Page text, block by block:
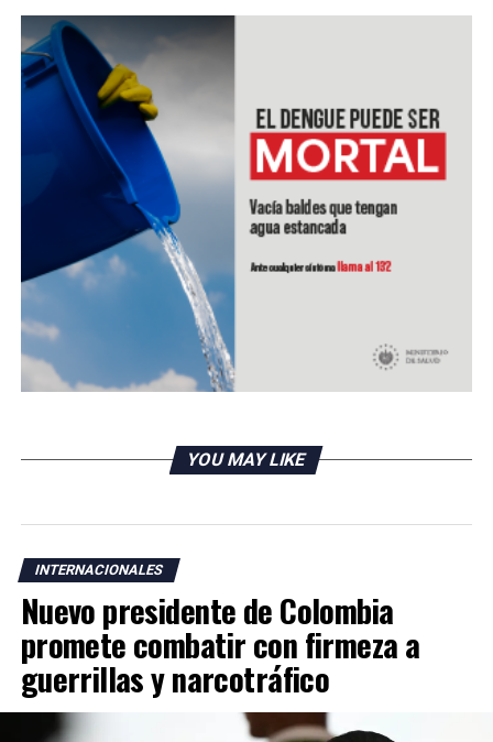
ciudadanos estadounidenses en Guatemala, ampliación
de la prosperidad del país, combate a la corrupción,
respeto de los derechos humanos y laborales y el fin de
la impunidad.
RELATED TOPICS:
Gigantes tecnológicos eluden señalamientos de
monopolio y censura
DON'T MISS
Investigación habría resuelto misterio del origen de
YOU MAY LIKE
INTERNACIONALES
Nuevo presidente de Colombia
promete combatir con firmeza a
guerrillas y narcotráfico